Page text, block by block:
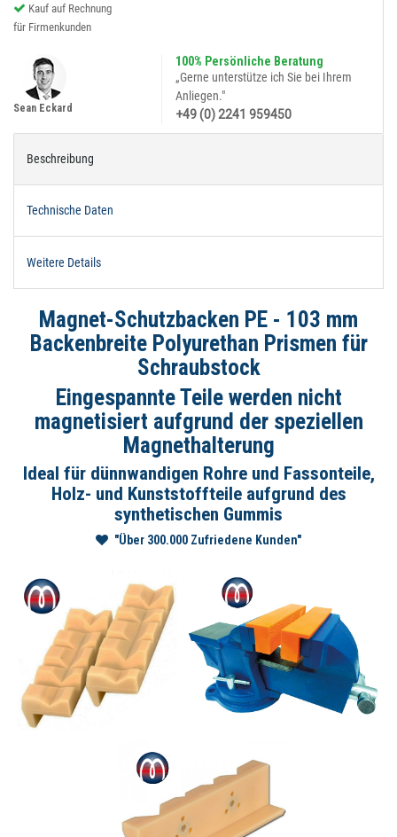
Kauf auf Rechnung
für Firmenkunden
100% Persönliche Beratung
„Gerne unterstütze ich Sie bei Ihrem
Anliegen."
+49 (0) 2241 959450
Sean Eckard
Beschreibung
Technische Daten
Weitere Details
Magnet-Schutzbacken PE - 103 mm
Backenbreite Polyurethan Prismen für
Schraubstock
Eingespannte Teile werden nicht
magnetisiert aufgrund der speziellen
Magnethalterung
Ideal für dünnwandigen Rohre und Fassonteile,
Holz- und Kunststoffteile aufgrund des
synthetischen Gummis
"Über 300.000 Zufriedene Kunden"